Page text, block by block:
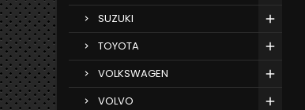
SUZUKI
TOYOTA
VOLKSWAGEN
VOLVO